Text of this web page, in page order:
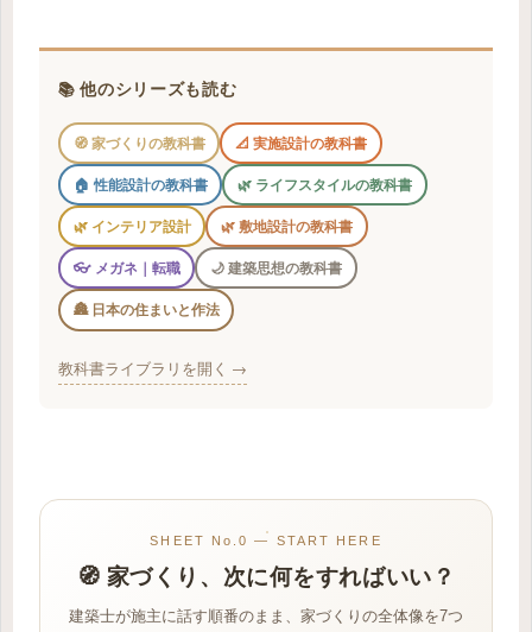
📚 他のシリーズも読む
🧭 家づくりの教科書 📐 実施設計の教科書
🏠 性能設計の教科書 🌿 ライフスタイルの教科書
🌿 インテリア設計 🌿 敷地設計の教科書
👓 メガネ｜転職 🌙 建築思想の教科書
🏯 日本の住まいと作法
教科書ライブラリを開く →
SHEET No.0 — START HERE
🧭 家づくり、次に何をすればいい？
建築士が施主に話す順番のまま、家づくりの全体像を7つ